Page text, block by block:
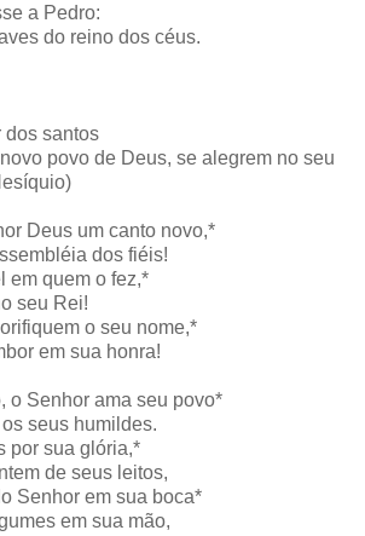
a Pedro:
do reino dos céus.
dos santos
povo de Deus, se alegrem no seu
Deus um canto novo,*
dos fiéis!
quem o fez,*
seu Rei!
o seu nome,*
em sua honra!
o Senhor ama seu povo*
seus humildes.
por sua glória,*
de seus leitos,
Senhor em sua boca*
em sua mão,